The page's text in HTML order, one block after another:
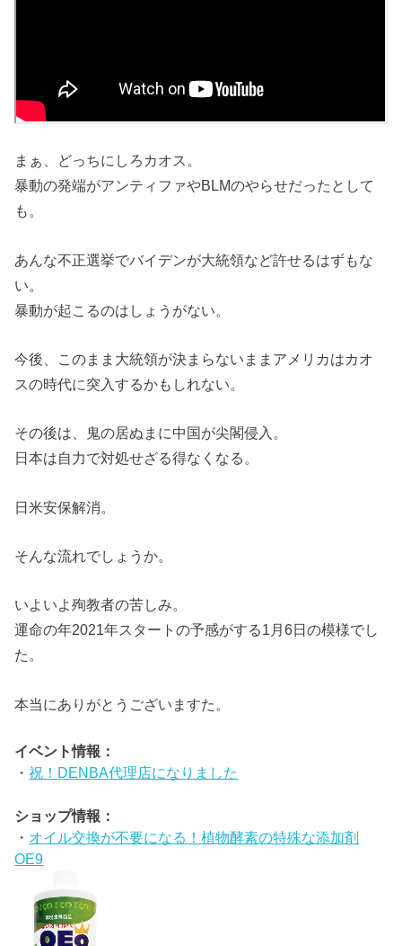
まぁ、どっちにしろカオス。
暴動の発端がアンティファやBLMのやらせだったとして
も。
あんな不正選挙でバイデンが大統領など許せるはずもな
い。
暴動が起こるのはしょうがない。
今後、このまま大統領が決まらないままアメリカはカオ
スの時代に突入するかもしれない。
その後は、鬼の居ぬまに中国が尖閣侵入。
日本は自力で対処せざる得なくなる。
日米安保解消。
そんな流れでしょうか。
いよいよ殉教者の苦しみ。
運命の年2021年スタートの予感がする1月6日の模様でし
た。
本当にありがとうございますた。
イベント情報：
・祝！DENBA代理店になりました
ショップ情報：
・ オイル交換が不要になる！植物酵素の特殊な添加剤
OE9